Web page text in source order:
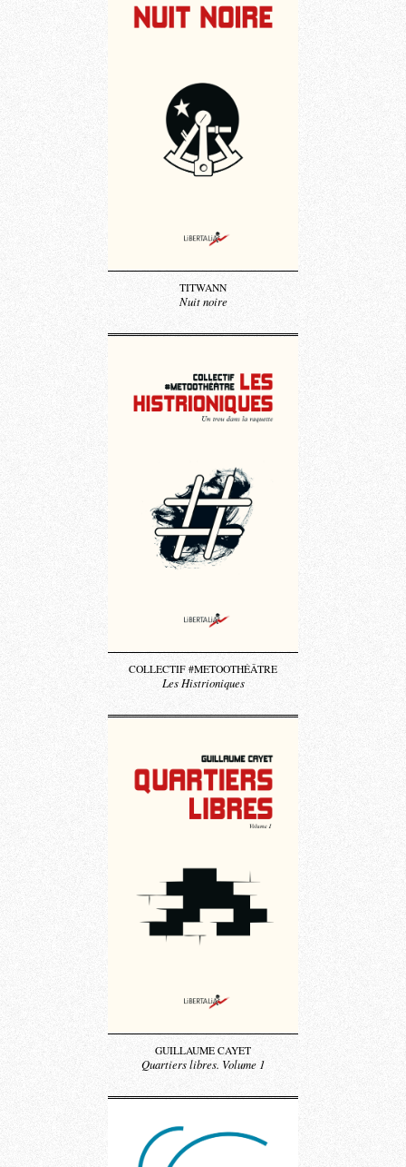
TITWANN
Nuit noire
COLLECTIF #METOOTHÉÂTRE
Les Histrioniques
GUILLAUME CAYET
Quartiers libres. Volume 1